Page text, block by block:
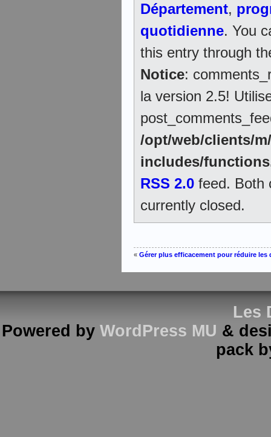
Département,
quotidienne. You
this entry through
Notice:
la version 2.5!
/opt/web/clients/
includes/
RSS 2.0 feed. Both
currently closed.
« Gérer plus efficacement pour réduire les
Les
Powered by WordPress MU &
pack